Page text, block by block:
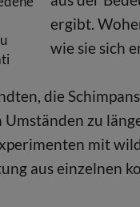
ergibt.
wie sie sich
die
zu
mit
aus einzelnen